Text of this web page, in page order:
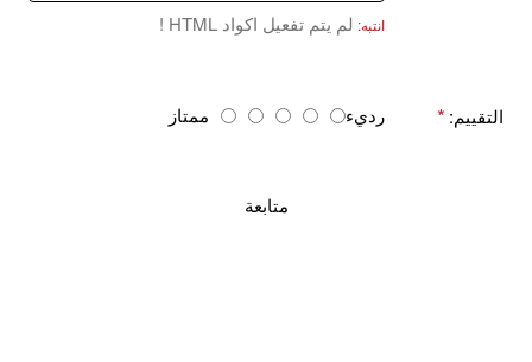
انتبه: لم يتم تفعيل اكواد HTML !
االتقييم: رديء ممتاز
متابعة